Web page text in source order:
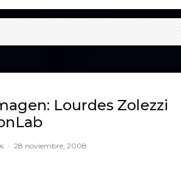
Lourdes Zolezzi
· 28 noviembre, 2008